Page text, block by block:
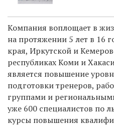
Компания воплощает в
на протяжении 5 лет в 16
края, Иркутской и
республиках Коми и
является повышение
подготовки тренеров,
группами и
уже 600 специалистов
курсы повышения